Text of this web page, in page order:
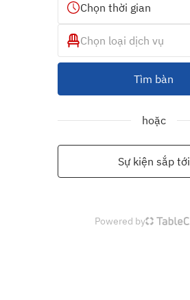
Chọn thời gian
Chọn loại dịch vụ
Tìm bàn
hoặc
Sự kiện sắp tới
Powered by